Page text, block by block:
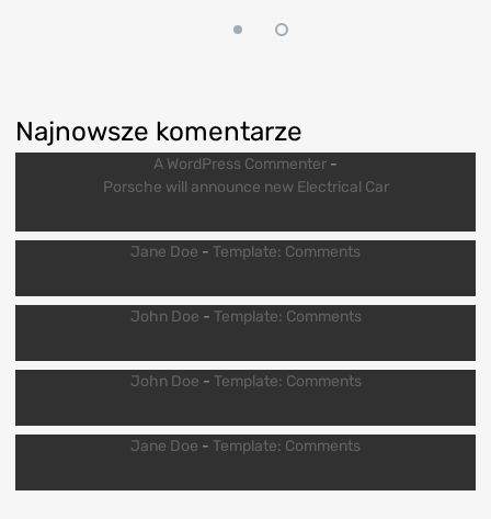
Najnowsze komentarze
A WordPress Commenter -
Porsche will announce new Electrical Car
Jane Doe - Template: Comments
John Doe - Template: Comments
John Doe - Template: Comments
Jane Doe - Template: Comments